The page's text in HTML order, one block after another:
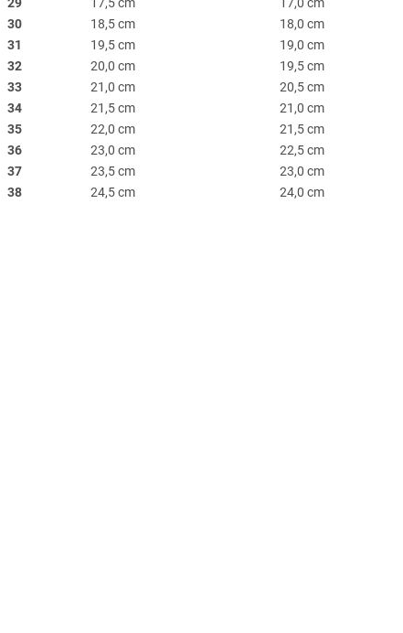
29
17,5 cm
17,0 cm
30
18,5 cm
18,0 cm
31
19,5 cm
19,0 cm
32
20,0 cm
19,5 cm
33
21,0 cm
20,5 cm
34
21,5 cm
21,0 cm
35
22,0 cm
21,5 cm
36
23,0 cm
22,5 cm
37
23,5 cm
23,0 cm
38
24,5 cm 24,0 cm